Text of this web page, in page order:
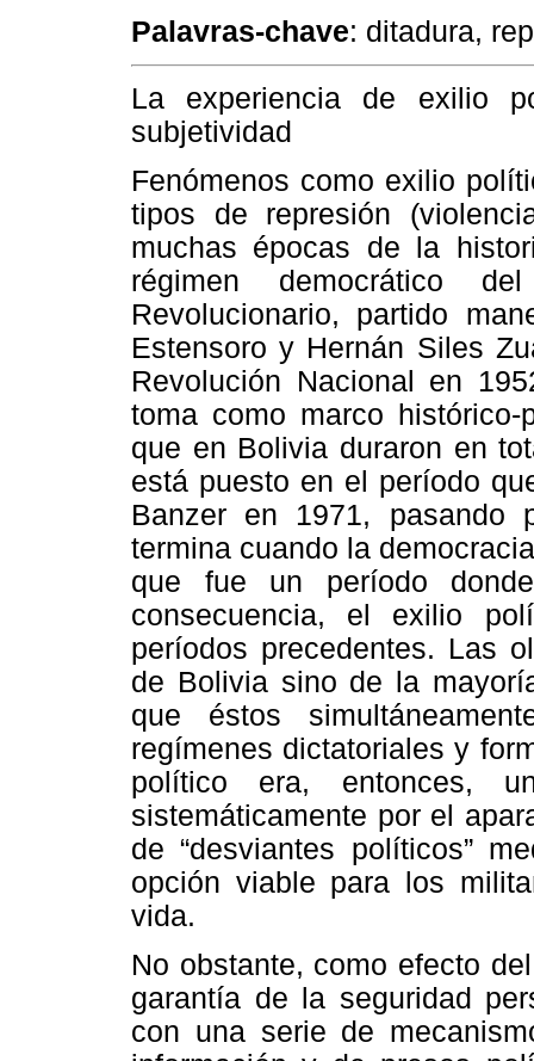
Palavras-chave: ditadura,
La experiencia de exilio
subjetividad
Fenómenos como exilio
tipos de represión
muchas épocas de la
régimen democrático
Revolucionario, partido
Estensoro y Hernán Siles
Revolución Nacional en
toma como marco
que en Bolivia duraron en
está puesto en el período
Banzer en 1971,
termina cuando la
que fue un período
consecuencia, el exilio
períodos precedentes. Las
de Bolivia sino de la
que éstos
regímenes dictatoriales y
político era, entonces,
sistemáticamente por el
de “desviantes políticos”
opción viable para los
vida.
No obstante, como efecto
garantía de la seguridad
con una serie de